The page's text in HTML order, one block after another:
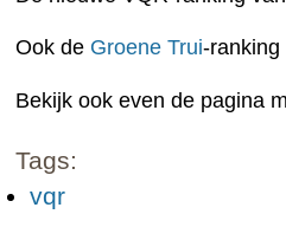
Ook de Groene Trui-
Bekijk ook even de pagina
Tags:
vqr